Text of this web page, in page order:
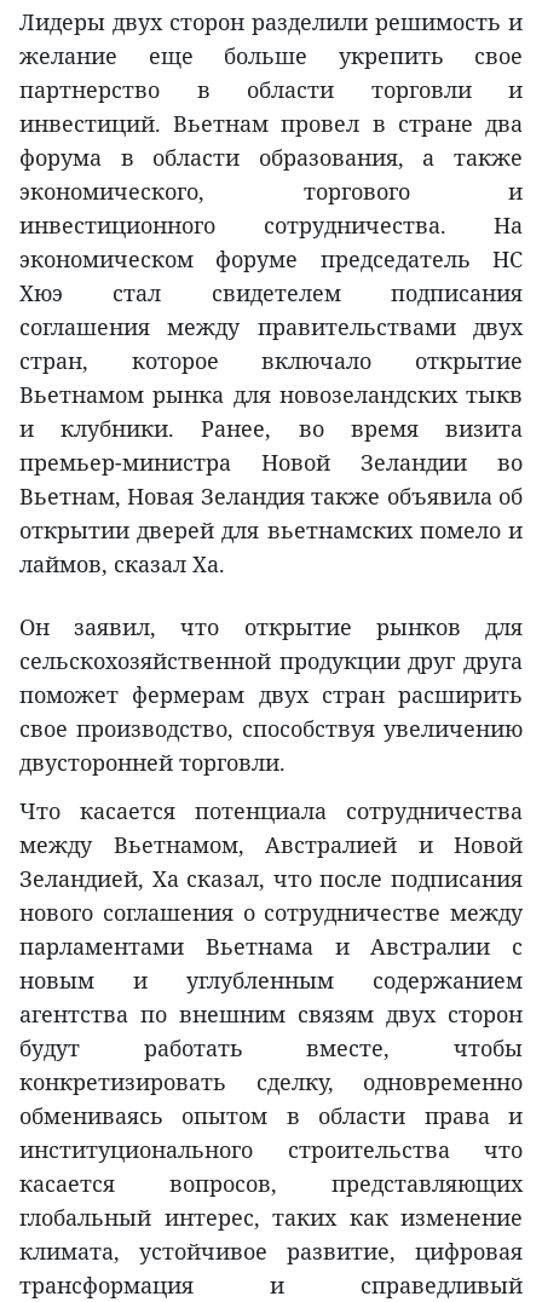
Лидеры двух сторон разделили решимость и
желание еще больше укрепить свое
партнерство в области торговли и
инвестиций. Вьетнам провел в стране два
форума в области образования, а также
экономического, торгового и
инвестиционного сотрудничества. На
экономическом форуме председатель НС
Хюэ стал свидетелем подписания
соглашения между правительствами двух
стран, которое включало открытие
Вьетнамом рынка для новозеландских тыкв
и клубники. Ранее, во время визита
премьер-министра Новой Зеландии во
Вьетнам, Новая Зеландия также объявила об
открытии дверей для вьетнамских помело и
лаймов, сказал Ха.
Он заявил, что открытие рынков для
сельскохозяйственной продукции друг друга
поможет фермерам двух стран расширить
свое производство, способствуя увеличению
двусторонней торговли.
Что касается потенциала сотрудничества
между Вьетнамом, Австралией и Новой
Зеландией, Ха сказал, что после подписания
нового соглашения о сотрудничестве между
парламентами Вьетнама и Австралии с
новым и углубленным содержанием
агентства по внешним связям двух сторон
будут работать вместе, чтобы
конкретизировать сделку, одновременно
обмениваясь опытом в области права и
институционального строительства что
касается вопросов, представляющих
глобальный интерес, таких как изменение
климата, устойчивое развитие, цифровая
трансформация и справедливый